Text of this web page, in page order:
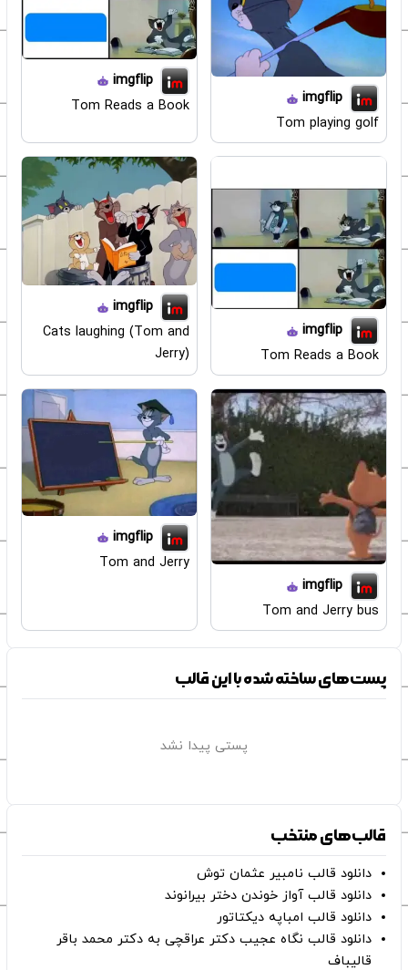
imgflip
Tom playing golf
imgflip
Tom Reads a Book
imgflip
Tom Reads a Book
imgflip
Cats laughing (Tom and
Jerry)
imgflip
Tom and Jerry bus
imgflip
Tom and Jerry
پست‌های ساخته شده با این قالب
پستی پیدا نشد
قالب‌های منتخب
دانلود قالب نامبیر عثمان ‌توش
دانلود قالب آواز خوندن دختر بیرانوند
دانلود قالب امباپه دیکتاتور
دانلود قالب نگاه عجیب دکتر عراقچی به دکتر محمد باقر
قالیباف